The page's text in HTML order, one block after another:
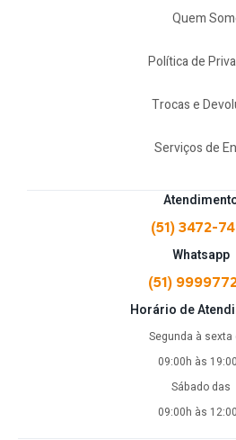
(51) 3472-
Whatsapp
(51)
Horário de
Segunda à sexta
09:00h às
Sábado das
09:00h às
Quem
Política de
Trocas e
Serviços de